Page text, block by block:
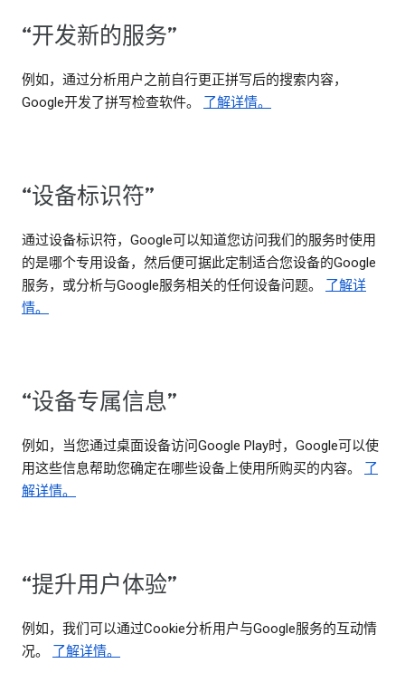
“开发新的服务”
例如，通过分析用户之前自行更正拼写后的搜索内容，
Google开发了拼写检查软件。 了解详情。
“设备标识符”
通过设备标识符，Google可以知道您访问我们的服务时使用
的是哪个专用设备，然后便可据此定制适合您设备的Google
服务，或分析与Google服务相关的任何设备问题。 了解详
情。
“设备专属信息”
例如，当您通过桌面设备访问Google Play时，Google可以使
用这些信息帮助您确定在哪些设备上使用所购买的内容。 了
解详情。
“提升用户体验”
例如，我们可以通过Cookie分析用户与Google服务的互动情
况。 了解详情。